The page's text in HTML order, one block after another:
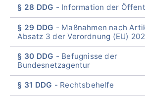
§ 28 DDG Information der
§ 29 DDG
Maßnahmen nach
Absatz 3 der Verordnung (EU)
§ 30 DDG
Befugnisse der
Bundesnetzagentur
§ 31 DDG Rechtsbehelfe